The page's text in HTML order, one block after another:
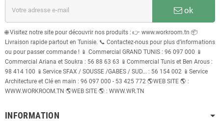
ok
🌐 Visitez notre site pour découvrir nos produits : 👉 www.workroom.tn 📦
Livraison rapide partout en Tunisie. 📞 Contactez-nous pour plus d’informations
ou pour passer commande ! 📱 Commercial GRAND TUNIS : 96 097 000 📱
Commercial Ariana et Soukra : 56 88 63 63 📱Commercial Tunis et Ben Arous :
98 414 100 📱Service SFAX / SOUSSE /GABES / SUD... : 56 154 002 📱Service
Architecture et Clé en main : 96 097 000 - 53 425 772 🌎WEB SITE 🌎 :
WWW.WORKROOM.TN 🌎WEB SITE 🌎 : WWW.WR.TN
INFORMATION